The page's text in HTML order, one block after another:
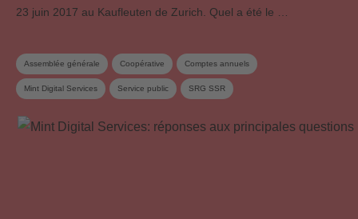
23 juin 2017 au Kaufleuten de Zurich. Quel a été le …
Assemblée générale Coopérative Comptes annuels
Mint Digital Services Service public SRG SSR